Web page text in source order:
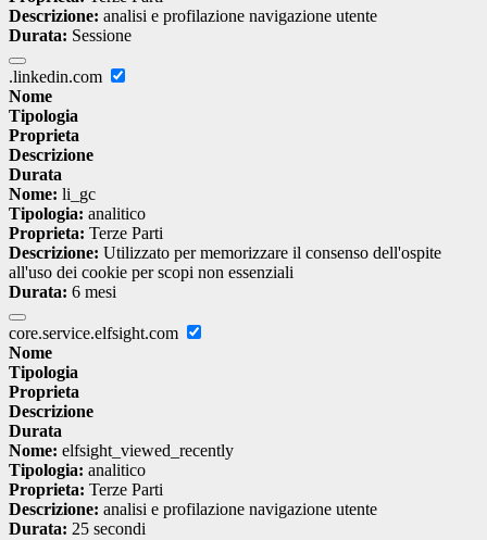
Descrizione: analisi e profilazione navigazione utente
Durata: Sessione
.linkedin.com
Nome
Tipologia
Proprieta
Descrizione
Durata
Nome: li_gc
Tipologia: analitico
Proprieta: Terze Parti
Descrizione: Utilizzato per memorizzare il consenso dell'ospite
all'uso dei cookie per scopi non essenziali
Durata: 6 mesi
core.service.elfsight.com
Nome
Tipologia
Proprieta
Descrizione
Durata
Nome: elfsight_viewed_recently
Tipologia: analitico
Proprieta: Terze Parti
Descrizione: analisi e profilazione navigazione utente
Durata: 25 secondi